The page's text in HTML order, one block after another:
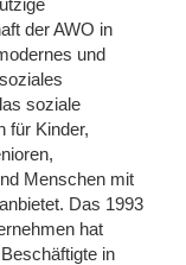
der AWO in
und
soziale
für Kinder,
Menschen mit
Das 1993
hat
in